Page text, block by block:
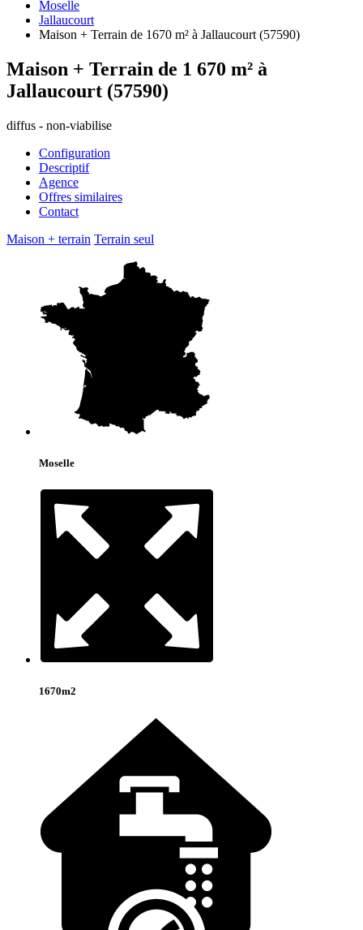
Moselle
Jallaucourt
Maison + Terrain de 1670 m² à Jallaucourt (57590)
Maison + Terrain de 1 670 m² à
Jallaucourt (57590)
diffus - non-viabilise
Configuration
Descriptif
Agence
Offres similaires
Contact
Maison + terrain Terrain seul
Moselle
1670m2